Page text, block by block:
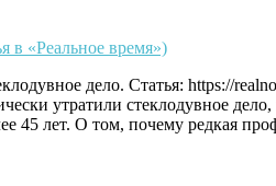
в «Реальное время»)
дело. Статья: https://
утратили стеклодувное
45 лет. О том, почему редкая